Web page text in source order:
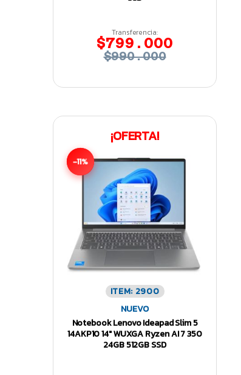
Transferencia:
$799.000
$990.000
¡OFERTA!
-11%
ITEM: 2900
NUEVO
Notebook Lenovo Ideapad Slim 5
14AKP10 14″ WUXGA Ryzen AI 7 350
24GB 512GB SSD